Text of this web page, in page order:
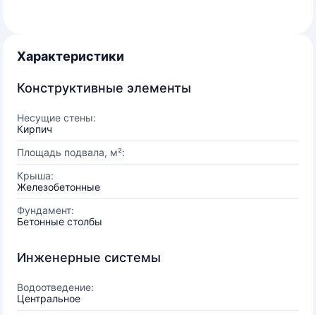
Характеристики
Конструктивные элементы
Несущие стены:
Кирпич
Площадь подвала, м²:
Крыша:
Железобетонные
Фундамент:
Бетонные столбы
Инженерные системы
Водоотведение:
Центральное